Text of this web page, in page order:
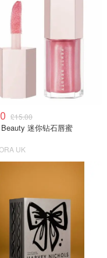
£15.00
迷你钻石唇蜜
UK